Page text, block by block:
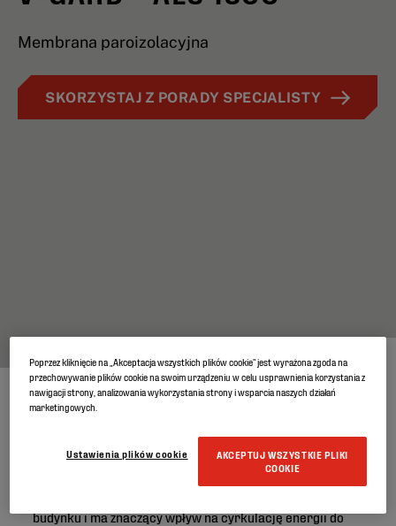
Membrana paroizolacyjna
SKORZYSTAJ Z PORADY SPECJALISTY
MEMBRANA PAROIZOLACYJNA
WYSOKIEJ WYDAJNOŚCI
budynku i ma znaczący wpływ na cyrkulację energii do
Poprzez kliknięcie na „Akceptacja wszystkich plików cookie” jest wyrażona zgoda na
przechowywanie plików cookie na swoim urządzeniu w celu usprawnienia korzystania z
nawigacji strony, analizowania wykorzystania strony i wsparcia naszych działań
marketingowych.
AKCEPTUJ WSZYSTKIE PLIKI
COOKIE
Ustawienia plików cookie